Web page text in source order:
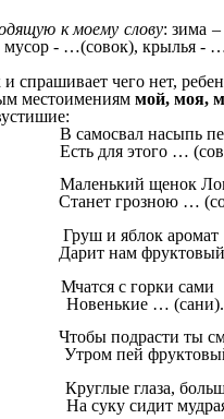
к моему слову: зима
- …(совок), крылья -
чего нет,
местоимениям мой, моя,
насыпь
для этого …
щенок
грозною …
и яблок аромат
нам фруктовый
с горки сами
Новенькие … (сани).
подрасти ты
пей фруктовый
глаза, большая
суку сидит мудрая